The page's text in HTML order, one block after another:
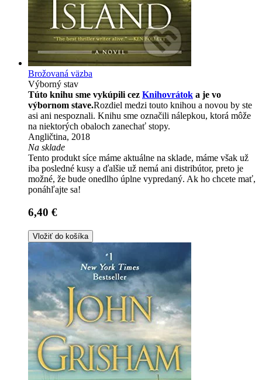
Brožovaná väzba
Výborný stav
Túto knihu sme vykúpili cez Knihovrátok a je vo
výbornom stave.Rozdiel medzi touto knihou a novou by ste
asi ani nespoznali. Knihu sme označili nálepkou, ktorá môže
na niektorých obaloch zanechať stopy.
Angličtina, 2018
Na sklade
Tento produkt síce máme aktuálne na sklade, máme však už
iba posledné kusy a ďalšie už nemá ani distribútor, preto je
možné, že bude onedlho úplne vypredaný. Ak ho chcete mať,
ponáhľajte sa!
6,40 €
Vložiť do košíka